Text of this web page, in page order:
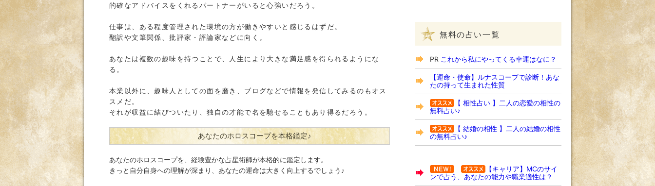
的確なアドバイスをくれるパートナーがいると心強いだろう。
仕事は、ある程度管理された環境の方が働きやすいと感じるはずだ。
翻訳や文筆関係、批評家・評論家などに向く。
あなたは複数の趣味を持つことで、人生により大きな満足感を得られるようにな
る。
本業以外に、趣味人としての面を磨き、ブログなどで情報を発信してみるのもオス
スメだ。
それが収益に結びついたり、独自の才能で名を馳せることもあり得るだろう。
あなたのホロスコープを本格鑑定♪
あなたのホロスコープを、経験豊かな占星術師が本格的に鑑定します。
きっと自分自身への理解が深まり、あなたの運命は大きく向上するでしょう♪
無料の占い一覧
PR これから私にやってくる幸運はなに？
【運命・使命】ルナスコープで診断！あな
たの持って生まれた性質
【 相性占い 】二人の恋愛の相性の
無料占い♪
【 結婚の相性 】二人の結婚の相性
の無料占い♪
【キャリア】MCのサイ
ンで占う、あなたの能力や職業適性は？